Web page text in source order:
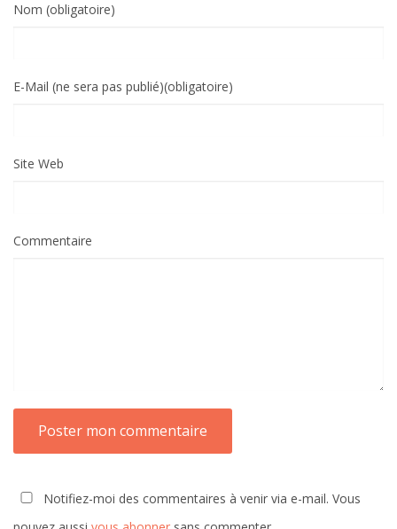
Nom (obligatoire)
E-Mail (ne sera pas publié)(obligatoire)
Site Web
Commentaire
Notifiez-moi des commentaires à venir via e-mail. Vous